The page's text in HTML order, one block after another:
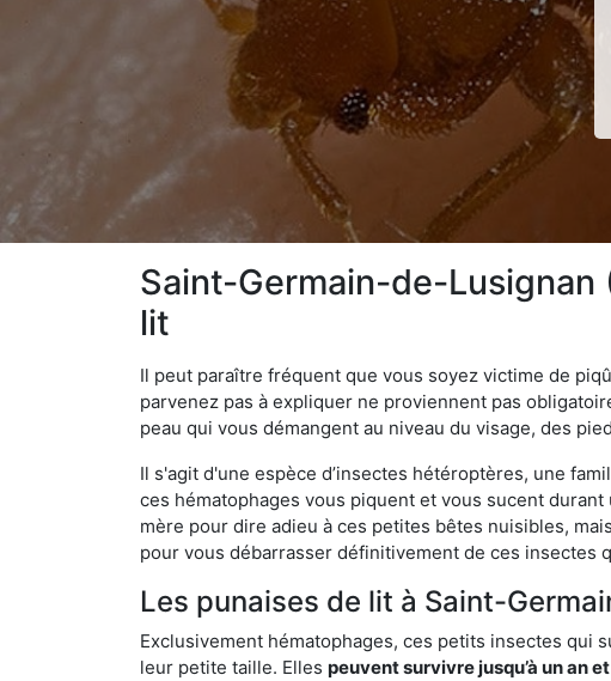
Saint-Germain-de-
lit
Il peut paraître fréquent que vous soyez victime de
parvenez pas à expliquer ne proviennent pas
peau qui vous démangent au niveau du visage, des
Il s'agit d'une espèce d’insectes hétéroptères, une
ces hématophages vous piquent et vous sucent
mère pour dire adieu à ces petites bêtes nuisibles,
pour vous débarrasser définitivement de ces insectes
Les punaises de lit à Saint-
Exclusivement hématophages, ces petits insectes qui
leur petite taille. Elles peuvent survivre jusqu’à un an